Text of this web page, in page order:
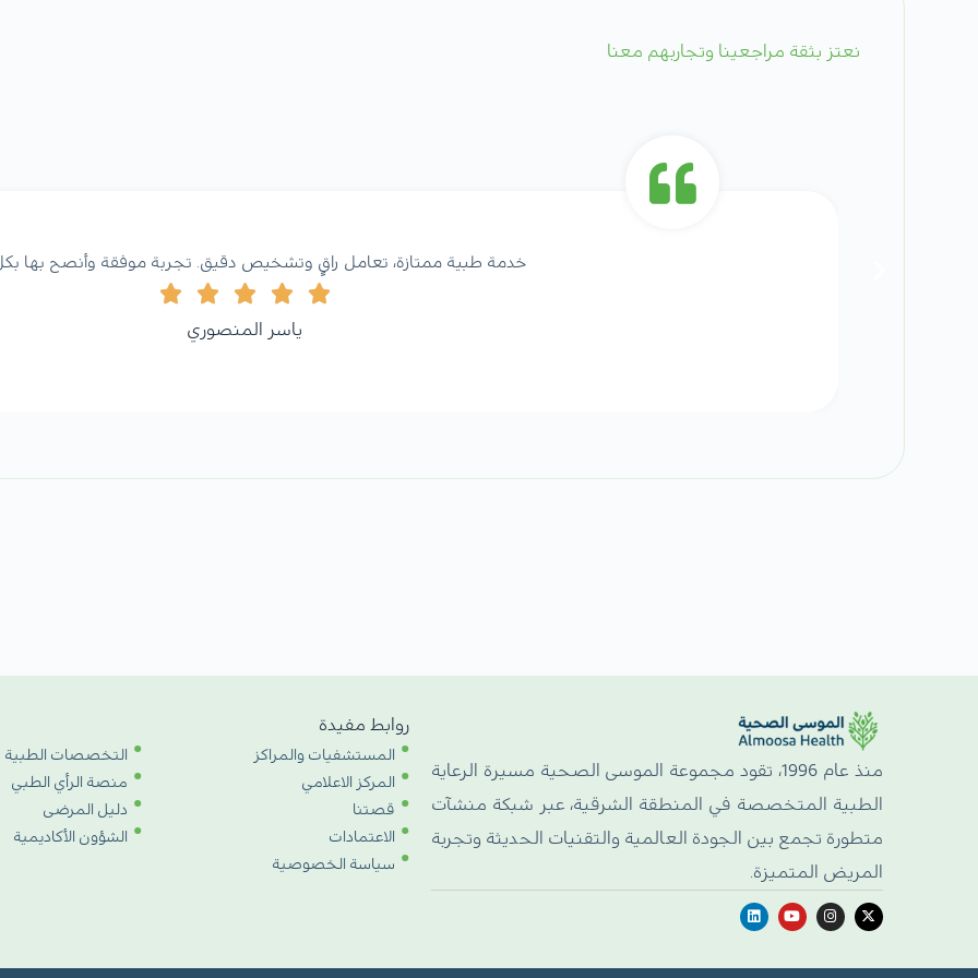
نعتز بثقة مراجعينا وتجاربهم معنا
خدمة طبية ممتازة، تعامل راقٍ وتشخيص دقيق. تجربة موفقة وأنصح بها
ياسر المنصوري
منذ عام 1996، تقود مجموعة الموسى الصحية مسيرة الرعاية
الطبية المتخصصة في المنطقة الشرقية، عبر شبكة منشآت
متطورة تجمع بين الجودة العالمية والتقنيات الحديثة وتجربة
المريض المتميزة.
روابط مفيدة
المستشفيات والمراكز
المركز الاعلامي
قصتنا
الاعتمادات
سياسة الخصوصية
التخصصات الطبية
منصة الرأي الطبي
دليل المرضى
الشؤون الأكاديمية